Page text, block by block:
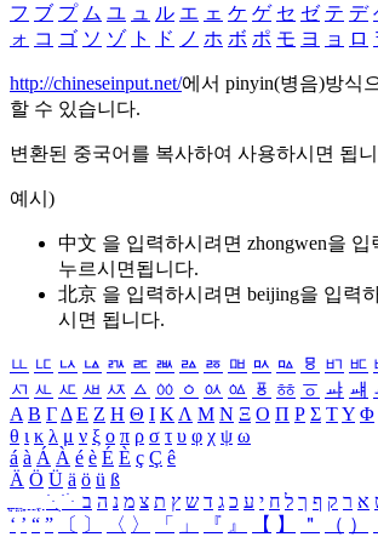
フ ブ プ ム ユ ュ ル エ ェ ケ ゲ セ ゼ テ デ
ォ コ ゴ ソ ゾ ト ド ノ ホ ボ ポ モ ヨ ョ ロ
http://chineseinput.net/에서 pinyin(병음)방식
할 수 있습니다.
변환된 중국어를 복사하여 사용하시면 됩
예시)
中文 을 입력하시려면 zhongwen을 입
누르시면됩니다.
北京 을 입력하시려면 beijing을 입력
시면 됩니다.
ㅥ ㅦ ㅧ ㅨ ㅩ ㅪ ㅫ ㅬ ㅭ ㅮ ㅯ ㅰ ㅱ ㅲ ㅳ
ㅺ ㅻ ㅼ ㅽ ㅾ ㅿ ㆀ ㆁ ㆂ ㆃ ㆄ ㆅ ㆆ ㆇ ㆈ
Α Β ΓΔ Ε Ζ Η Θ Ι ΚΛ Μ Ν Ξ Ο Π Ρ Σ ΤΥ Φ
θ ι κ λ μ ν ξ ο π ρ σ τ υ φ χ ψ ω
á à Á À é è É È ç Ç ê
Ä Ö Ü ä ö ü ß
ִֶֹ ֻּ ׁׂ א ר ק ף ך ל ח י ע כ ג ד ש ץ ת צ מ נ ה ב
‘ ’ “ ” 〔 〕 〈 〉 「 」 『 』 【 】 ＂ （ ）